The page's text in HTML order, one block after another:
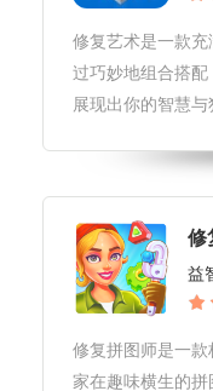
修复艺术是一款
过巧妙地组合搭配
展现出你的智慧
到无尽的乐趣与
艺术是一款独特的
修
益
修复拼图师是一
家在趣味横生的